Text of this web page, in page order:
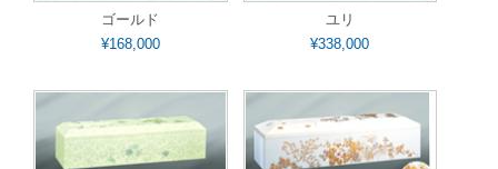
ゴールド
¥168,000
ユリ
¥338,000